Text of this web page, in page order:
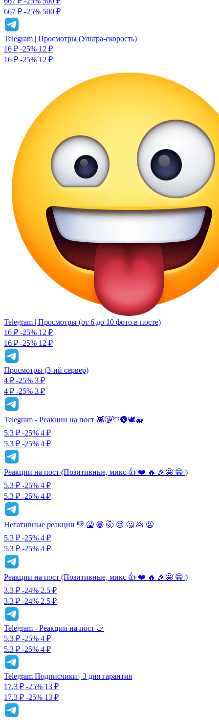
667 ₽ -25% 500 ₽
Telegram | Просмотры (Ультра-скорость)
16 ₽ -25% 12 ₽
16 ₽ -25% 12 ₽
Telegram | Просмотры (от 6 до 10 фото в посте)
16 ₽ -25% 12 ₽
16 ₽ -25% 12 ₽
Просмотры (3-ий сервер)
4 ₽ -25% 3 ₽
4 ₽ -25% 3 ₽
Telegram - Реакции на пост 👾😘💘🌚🕊🐳
5.3 ₽ -25% 4 ₽
5.3 ₽ -25% 4 ₽
Реакции на пост (Позитивные, микс 👍 ❤️ 🔥 🎉🤩 😁 )
5.3 ₽ -25% 4 ₽
5.3 ₽ -25% 4 ₽
Негативные реакции 👎 🤮 😁 🤯 😢 🤔 💩 🤬
5.3 ₽ -25% 4 ₽
5.3 ₽ -25% 4 ₽
Реакции на пост (Позитивные, микс 👍 ❤️ 🔥 🎉🤩 😁 )
3.3 ₽ -24% 2.5 ₽
3.3 ₽ -24% 2.5 ₽
Telegram - Реакции на пост 🖕
5.3 ₽ -25% 4 ₽
5.3 ₽ -25% 4 ₽
Telegram Подписчики | 3 дня гарантия
17.3 ₽ -25% 13 ₽
17.3 ₽ -25% 13 ₽